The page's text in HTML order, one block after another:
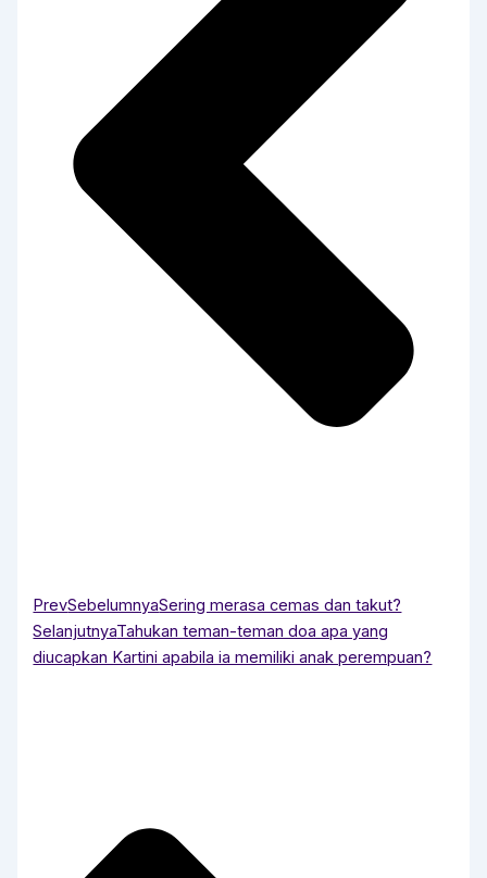
PrevSebelumnyaSering merasa cemas dan takut?
SelanjutnyaTahukan teman-teman doa apa yang
diucapkan Kartini apabila ia memiliki anak perempuan?